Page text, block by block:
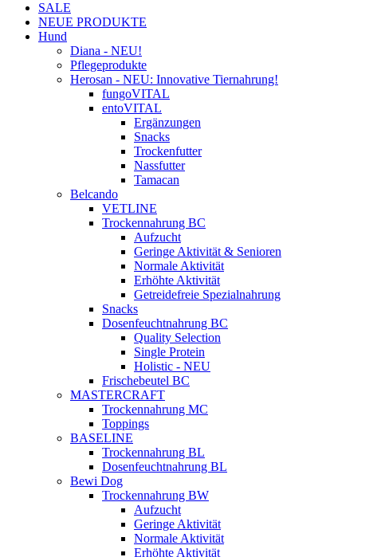
SALE
NEUE PRODUKTE
Hund
Diana - NEU!
Pflegeprodukte
Herosan - NEU: Innovative Tiernahrung!
fungoVITAL
entoVITAL
Ergänzungen
Snacks
Trockenfutter
Nassfutter
Tamacan
Belcando
VETLINE
Trockennahrung BC
Aufzucht
Geringe Aktivität & Senioren
Normale Aktivität
Erhöhte Aktivität
Getreidefreie Spezialnahrung
Snacks
Dosenfeuchtnahrung BC
Quality Selection
Single Protein
Holistic - NEU
Frischebeutel BC
MASTERCRAFT
Trockennahrung MC
Toppings
BASELINE
Trockennahrung BL
Dosenfeuchtnahrung BL
Bewi Dog
Trockennahrung BW
Aufzucht
Geringe Aktivität
Normale Aktivität
Erhöhte Aktivität